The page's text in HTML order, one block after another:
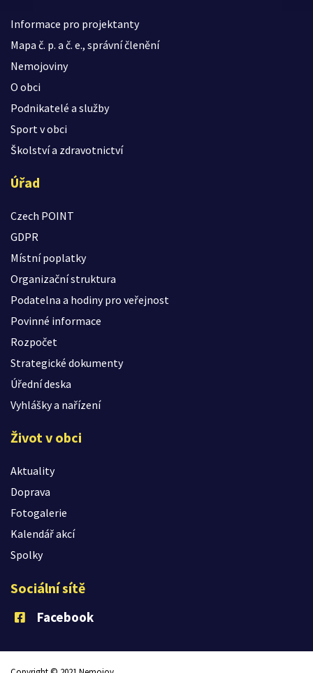
Informace pro projektanty
Mapa č. p. a č. e., správní členění
Nemojoviny
O obci
Podnikatelé a služby
Sport v obci
Školství a zdravotnictví
Úřad
Czech POINT
GDPR
Místní poplatky
Organizační struktura
Podatelna a hodiny pro veřejnost
Povinné informace
Rozpočet
Strategické dokumenty
Úřední deska
Vyhlášky a nařízení
Život v obci
Aktuality
Doprava
Fotogalerie
Kalendář akcí
Spolky
Sociální sítě
Facebook